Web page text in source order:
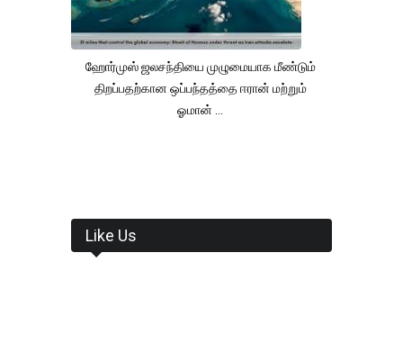
ஹோர்முஸ் ஜலசந்தியை முழுமையாக மீண்டும்
திறப்பதற்கான ஒப்பந்தத்தை ஈரான் மற்றும்
ஓமான் ...
Like Us